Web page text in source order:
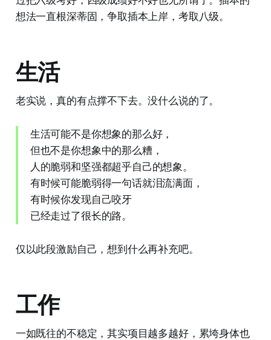
想法一直根深蒂固，争取插本上岸，考取八级。
生活
老实说，真的有点撑不下去。没什么说的了。
生活可能不是你想象的那么好，
但也不是你想象中的那么糟，
人的脆弱和坚强都超乎自己的想象。
有时候可能脆弱得一句话就泪流满面，
有时候你发现自己咬牙
已经走过了很长的路。
仅以此段激励自己，想到什么再补充吧。
工作
一如既往的不稳定，其实项目越多越好，累垮身体也